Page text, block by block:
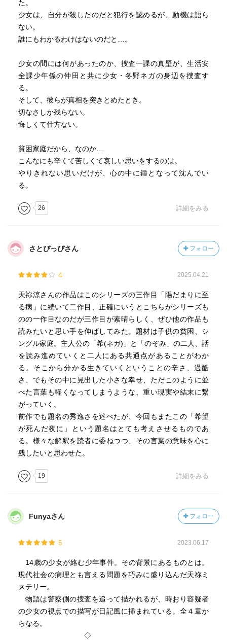
た。
少女は、自分が殺したのだと犯行を認めるが、動機は語ら
ない。
誰にもわかるわけはないのだと…。
少女の間には何があったのか、捜査一課の真壁が、生活安
全課少年係の仲田と共に少女・冬野ネガの身辺を捜査す
る。
そして、彼らが真相を突きとめたとき。
切なさしか残らない。
悔しくて仕方ない。
貧困家庭だから、なのか…
こんなにも辛くて苦しくて哀しい思いをするのは。
やりきれない思いだけが、心の中に錘となって沈んでい
る。
26 詳細をみる
さとぴっぴさん フォロー
4 2025.04.21
天祢涼さんの作品はこのシリーズの三作目「陽だまりに至
る病」に続いて二作目、正確にいうとこちらがシリーズも
のの一作目なのだが三作目が素晴らしく、ぜひ他の作品も
読みたいと思い手を伸ばしてみた。題材は子供の貧困、シ
ングル家庭。主人公の「希(ネガ)」と「のぞみ」の二人、話
を読み進めていくと二人にある共通点があることがわか
る。そこから分かる生きていくということの辛さ、過酷
さ、でもその中に見出した小さな幸せ、ただこのように並
べた言葉も軽くなってしまうような、重い現実や結末に繋
がっていく。
前作でも題名の秀逸さを述べたが、今回もまたこの「希望
が死んだ夜に」という題名はとても考えさせるものであ
る。様々な解釈を読者に委ねつつ、その言葉の意味を心に
残したいと思わせた。
19 詳細をみる
Funyaさん フォロー
5 2023.06.17
14歳の少女が絡む少年事件。その背景にあるものとは。
現代社会の病理とも言える問題を巧みに盛り込んだ天祢ミ
ステリー。
物語は警察側の捜査を追って描かれるが、時おり容疑者
の少女の視点での描写が日記風に挿まれている。全４章か
らなる。
◇